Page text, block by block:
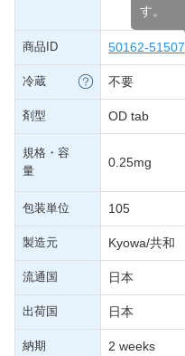
す。
商品ID 50162-51507
冷蔵 不要
剤型 OD tab
規格・容
量
0.25mg
包装単位 105
製造元 Kyowa/共和
流通国 日本
出荷国 日本
納期 2 weeks